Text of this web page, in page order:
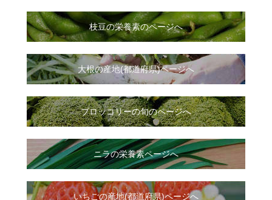
枝豆の栄養素のページへ
大根の産地(都道府県)ページへ
ブロッコリーの旬のページへ
ニラの栄養素ページへ
いちごの産地(都道府県)ページへ